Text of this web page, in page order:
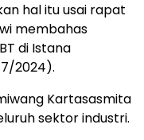
hal itu usai rapat
membahas
di Istana
2024).
Kartasasmita
sektor industri.